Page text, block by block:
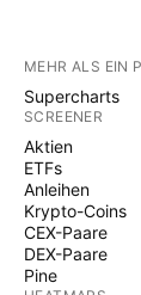
MEHR ALS EIN
Supercharts
SCREENER
Aktien
ETFs
Anleihen
Krypto-Coins
CEX-Paare
DEX-Paare
Pine